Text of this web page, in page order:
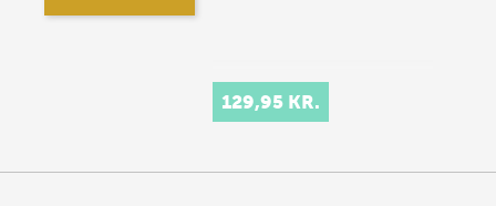
129,95 KR.